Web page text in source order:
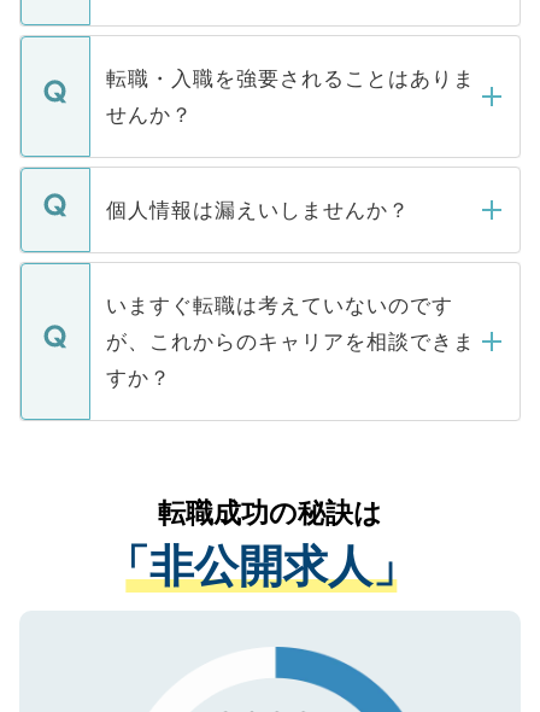
ます。通常、5営業日以内にはご連絡をせて
いただきますので、しばらくお待ちくださ
マイナビDOCTORで取り扱っている求人の
うち約3割は、Webサイトからご覧いただ
けない「非公開求人」です。非公開求人は
下記の理由によって、一般には公開してい
ません。
■応募殺到を避けるため 人気のある医療機
関を公にしてしまうと、応募が殺到する場
に、医療機関が求める条件に合った人材の
みを人材紹介会社に依頼するケースが増え
ています。
転職・入職を強要されることはありま
せんか？
転職・入職を強要することは一切ありませ
ん。また、仮に応募先から内定をいただい
定を承諾する必要はありません。内定先へ
の辞退の連絡はキャリアパートナーが行い
個人情報は漏えいしませんか？
個人情報が漏えいすることはありませんの
で、ご安心ください。当サイトからの登録
などで収集したご登録者様の個人情報は、
ご本人のキャリアアップおよび転職活動の
支援を目的に使用いたします。お預かりし
ているすべての個人データはご本人の許可
は、個人情報の取り扱いについての厳密な
管理基準を満たした事業者のみに付与され
る、プライバシーマークを取得済みです。
で、機密保持に関してもご安心ください。
いますぐ転職は考えていないのです
が、これからのキャリアを相談できま
すか？
かがいして、現在の医療機関の状況や紹介
経験をまじえながら、適切なアドバイスを
させていただきます。すぐにご転職をされ
ない方には、長期的なサポートが可能です
ので、まずはご登録ください。
転職成功の秘訣は
「非公開求人」